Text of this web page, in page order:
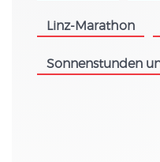
Linz-Marathon
Sonnenstunden